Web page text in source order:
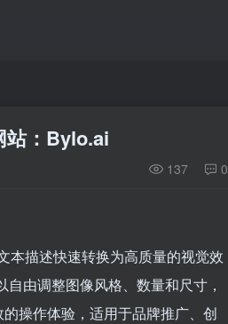
站：Bylo.ai
137 0
本描述快速转换为高质量的视觉效
由调整图像风格、数量和尺寸，
操作体验，适用于品牌推广、创